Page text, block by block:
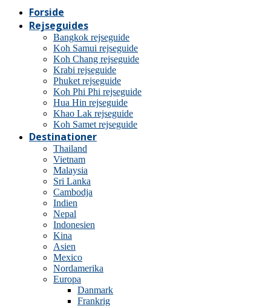
Forside
Rejseguides
Bangkok rejseguide
Koh Samui rejseguide
Koh Chang rejseguide
Krabi rejseguide
Phuket rejseguide
Koh Phi Phi rejseguide
Hua Hin rejseguide
Khao Lak rejseguide
Koh Samet rejseguide
Destinationer
Thailand
Vietnam
Malaysia
Sri Lanka
Cambodja
Indien
Nepal
Indonesien
Kina
Asien
Mexico
Nordamerika
Europa
Danmark
Frankrig